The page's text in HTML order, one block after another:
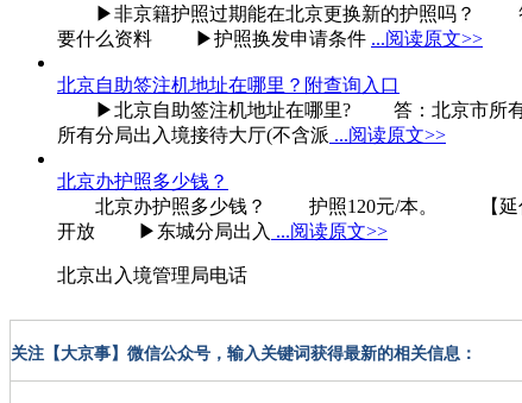
▶非京籍护照过期能在北京更换新的护照吗？ 答
要什么资料 ▶护照换发申请条件 ...阅读原文>>
北京自助签注机地址在哪里？附查询入口
▶北京自助签注机地址在哪里? 答：北京市所有出
所有分局出入境接待大厅(不含派 ...阅读原文>>
北京办护照多少钱？
北京办护照多少钱？ 护照120元/本。 【延伸
开放 ▶东城分局出入 ...阅读原文>>
北京出入境管理局电话
关注【大京事】微信公众号，输入关键词获得最新的相关信息：